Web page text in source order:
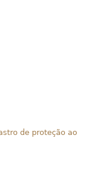
de proteção ao